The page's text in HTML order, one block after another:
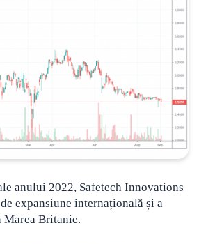
anului 2022, Safetech Innovations
expansiune internațională și a
Britanie.